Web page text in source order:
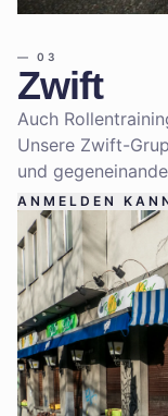
— 03
Zwift
Auch
Unsere Zwift-
und
ANMELDEN